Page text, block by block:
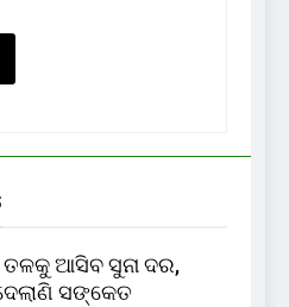
ଆସିବ ସୁନା ଦର,
ସଙ୍କେତ